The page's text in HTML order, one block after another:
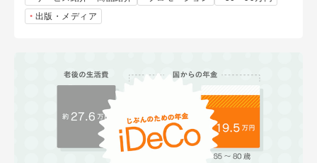
出版・メディア